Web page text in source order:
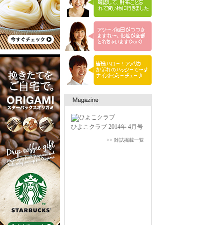
ひよこクラブ 2014年 4月号
>> 雑誌掲載一覧